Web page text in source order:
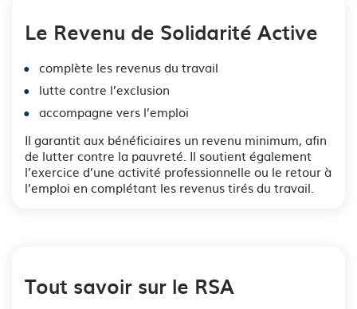
Le Revenu de Solidarité Active
complète les revenus du travail
lutte contre l’exclusion
accompagne vers l’emploi
Il garantit aux bénéficiaires un revenu minimum, afin
de lutter contre la pauvreté. Il soutient également
l’exercice d’une activité professionnelle ou le retour à
l’emploi en complétant les revenus tirés du travail.
Tout savoir sur le RSA